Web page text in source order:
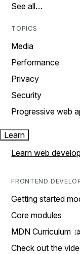
See all…
TOPICS
Media
Performance
Privacy
Security
Progressive web
Learn
Learn web
FRONTEND
Getting started
Core modules
MDN Curriculum
Check out the